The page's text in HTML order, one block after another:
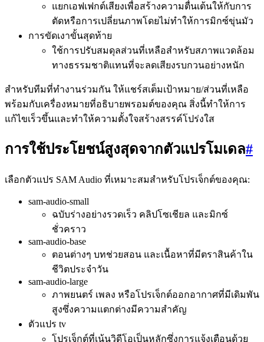
แยกเอฟเฟกต์เสียงเพื่อสร้างความตื่นเต้นให้กับการ
ตัดหรือการเปลี่ยนภาพโดยไม่ทำให้การมิกซ์ขุ่นมัว
การขัดเงาขั้นสุดท้าย
ใช้การปรับสมดุลส่วนที่เหลือสำหรับสภาพแวดล้อม
ทางธรรมชาติแทนที่จะลดเสียงรบกวนอย่างหนัก
สำหรับทีมที่ทำงานร่วมกัน ให้แชร์สเต็มเป้าหมาย/ส่วนที่เหลือ
พร้อมกับเครื่องหมายที่อธิบายพรอมต์ของคุณ สิ่งนี้ทำให้การ
แก้ไขเร็วขึ้นและทำให้ความตั้งใจสร้างสรรค์โปร่งใส
การใช้ประโยชน์สูงสุดจากตัวแปรโมเดล#
เลือกตัวแปร SAM Audio ที่เหมาะสมสำหรับโปรเจ็กต์ของคุณ:
sam-audio-small
ฉบับร่างอย่างรวดเร็ว คลิปโซเชียล และมิกซ์
ชั่วคราว
sam-audio-base
ตอนต่างๆ บทช่วยสอน และเนื้อหาที่มีตราสินค้าใน
ชีวิตประจำวัน
sam-audio-large
ภาพยนตร์ เพลง หรือโปรเจ็กต์ออกอากาศที่มีเดิมพัน
สูงซึ่งความแตกต่างมีความสำคัญ
ตัวแปร tv
โปรเจ็กต์ที่เน้นวิดีโอเป็นหลักซึ่งการแจ้งเตือนด้วย